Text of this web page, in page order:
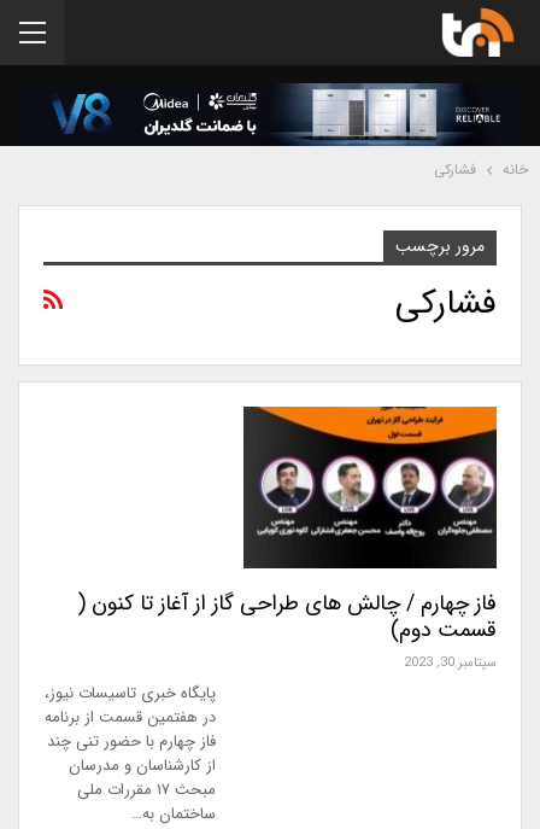
خانه فشارکی
مرور برچسب
فشارکی
فاز چهارم / چالش های طراحی گاز از آغاز تا کنون (
قسمت دوم)
سپتامبر 30, 2023
پایگاه خبری تاسیسات نیوز،
در هفتمین قسمت از برنامه
فاز چهارم با حضور تنی چند
از کارشناسان و مدرسان
مبحث ۱۷ مقررات ملی
ساختمان به…